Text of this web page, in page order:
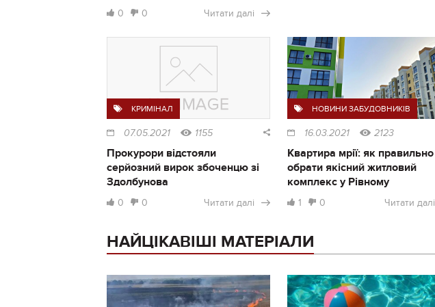
0 0 Читати далі
КРИМІНАЛ
07.05.2021 1155
Прокурори відстояли
серйозний вирок збоченцю зі
Здолбунова
0 0 Читати далі
НОВИНИ ЗАБУДОВНИКІВ
16.03.2021 2123
Квартира мрії: як правильно
обрати якісний житловий
комплекс у Рівному
1 0 Читати далі
НАЙЦІКАВІШІ МАТЕРІАЛИ